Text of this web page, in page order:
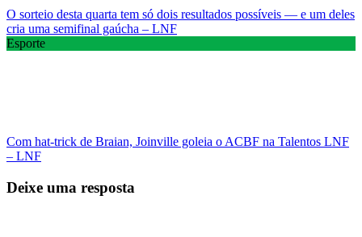
O sorteio desta quarta tem só dois resultados possíveis — e um deles
cria uma semifinal gaúcha – LNF
Esporte
Com hat-trick de Braian, Joinville goleia o ACBF na Talentos LNF
– LNF
Deixe uma resposta